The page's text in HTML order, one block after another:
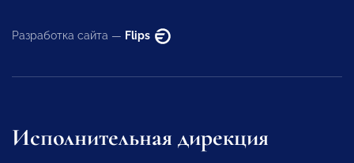
Разработка сайта — Flips
Исполнительная дирекция